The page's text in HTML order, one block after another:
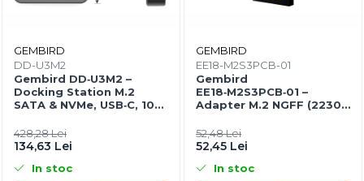
GEMBIRD
DD-U3M2
Gembird DD‑U3M2 –
Docking Station M.2
SATA & NVMe, USB‑C, 10
428,28 Lei
134,63 Lei
In stoc
GEMBIRD
EE18-M2S3PCB-01
Gembird
EE18‑M2S3PCB‑01 –
Adapter M.2 NGFF (2230–
6Gb/s
52,48 Lei
52,45 Lei
In stoc